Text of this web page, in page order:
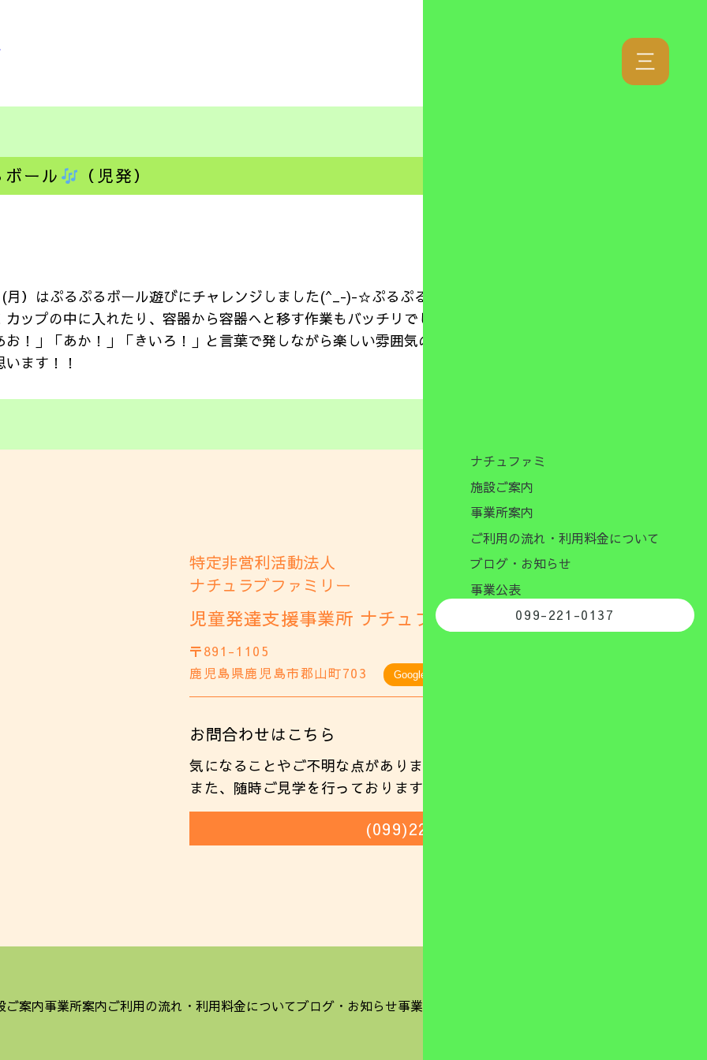
三
ナチュファミ
施設ご案内
事業所案内
ご利用の流れ・利用料金について
ブログ・お知らせ
事業公表
099-221-0137
ール （児発）
月）はぷるぷるボール遊びにチャレンジしました(^_-)-☆ぷるぷるボールの感触を楽しんでいたお
カップの中に入れたり、容器から容器へと移す作業もバッチリでしたよ(^_-)-☆色への認識もあ
お！」「あか！」「きいろ！」と言葉で発しながら楽しい雰囲気の中で取り組むことができていた
ます！！
特定非営利活動法人
ナチュラブファミリー
児童発達支援事業所 ナチュファミ
〒891-1105
鹿児島県鹿児島市郡山町703
GoogleMap
お問合わせはこちら
気になることやご不明な点がありましたらお気軽にご相談ください。
また、随時ご見学を行っておりますのでお気軽にお電話ください。
(099)221-0137
ご案内事業所案内ご利用の流れ・利用料金についてブログ・お知らせ事業公表